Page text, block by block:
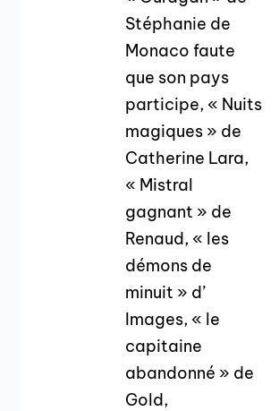
Stéphanie de
Monaco faute
que son pays
participe, « Nuits
magiques » de
Catherine Lara,
« Mistral
gagnant » de
Renaud, « les
démons de
minuit » d’
Images, « le
capitaine
abandonné » de
Gold,